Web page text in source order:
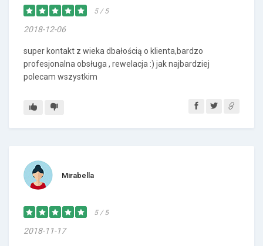
5 / 5
2018-12-06
super kontakt z wieka dbałością o klienta,bardzo
profesjonalna obsługa , rewelacja :) jak najbardziej
polecam wszystkim
Mirabella
5 / 5
2018-11-17